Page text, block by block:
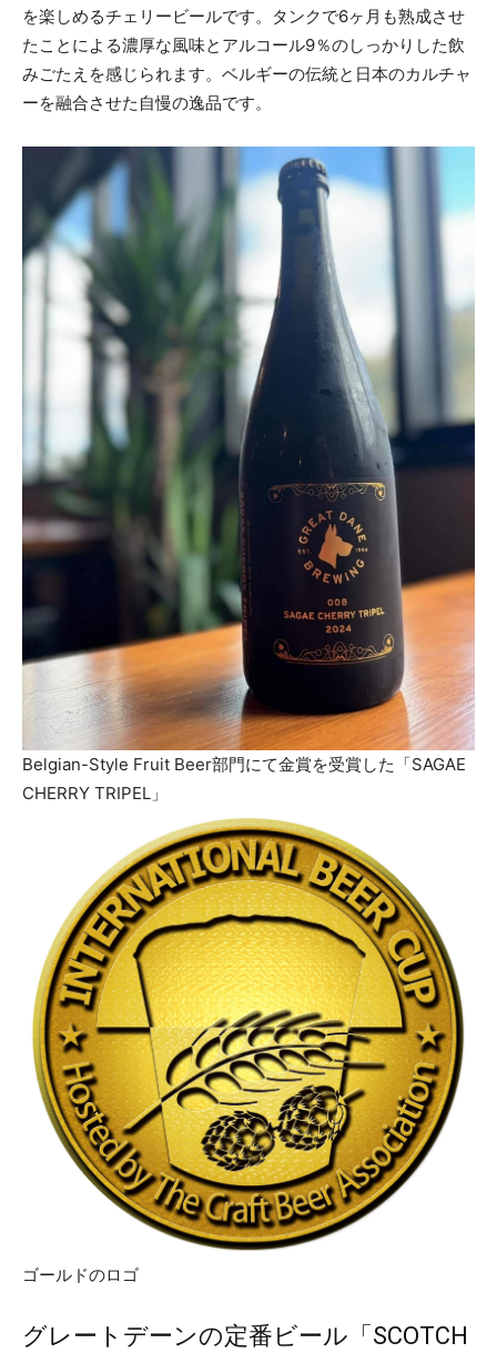
を楽しめるチェリービールです。タンクで6ヶ月も熟成させ
たことによる濃厚な風味とアルコール9％のしっかりした飲
みごたえを感じられます。ベルギーの伝統と日本のカルチャ
ーを融合させた自慢の逸品です。
Belgian-Style Fruit Beer部門にて金賞を受賞した「SAGAE
CHERRY TRIPEL」
ゴールドのロゴ
グレートデーンの定番ビール「SCOTCH